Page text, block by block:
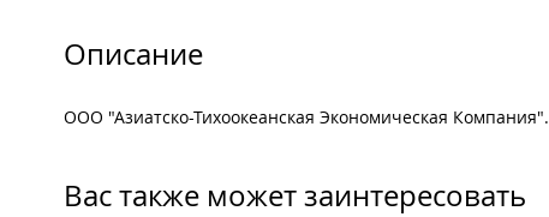
Описание
ООО "Азиатско-Тихоокеанская Экономическая Компания".
Вас также может заинтересовать